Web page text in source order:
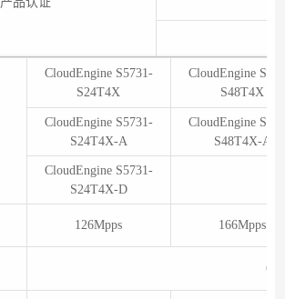
CloudEngine S5731-
S24T4X
CloudEngine
S48T4X
CloudEngine S5731-
S24T4X-A
CloudEngine
S48T4X-A
CloudEngine S5731-
S24T4X-D
126Mpps 166Mpps